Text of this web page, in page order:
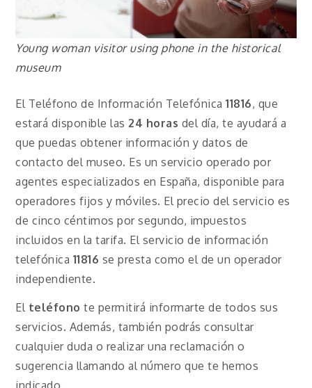
Young woman visitor using phone in the historical
museum
El Teléfono de Información Telefónica11816, que
estará disponible las 24 horas del día, te ayudará a
que puedas obtener información y datos de
contacto del museo. Es un servicio operado por
agentes especializados en España, disponible para
operadores fijos y móviles. El precio del servicio es
de cinco céntimos por segundo, impuestos
incluidos en la tarifa. El servicio de información
telefónica 11816 se presta como el de un operador
independiente.
El teléfono te permitirá informarte de todos sus
servicios. Además, también podrás consultar
cualquier duda o realizar una reclamación o
sugerencia llamando al número que te hemos
indicado.